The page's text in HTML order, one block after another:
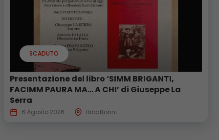
SCADUTO
Presentazione del libro ‘SIMM BRIGANTI,
FACIMM PAURA MA… A CHI’ di Giuseppe La
Serra
6 Agosto 2026 Ribattonni